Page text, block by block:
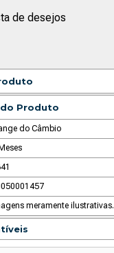
Produto
do Câmbio
meramente ilustrativas.